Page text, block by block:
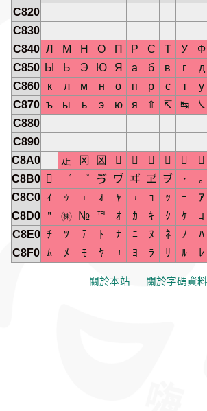
C820
C830
C840 Л М Н О П Р С Т У Ф
C850 Ы Ь Э Ю Я а б в г д
C860
к л м н о п р с т у
C870 ъ ы ь э ю я ⇧ ↸ ↹ ㇏
C880
C890
C8A0
龰 冈 龱      
C8B0  ゛ ゜ ゔ ヷ ヸ ヹ ヺ ・ ｡
C8C0 ｨ ｩ ｪ ｫ ｬ ｭ ｮ ｯ ｰ ｱ
C8D0
＂ ㈱ № ℡ ｵ ｶ ｷ ｸ ｹ ｺ
C8E0 ﾁ ﾂ ﾃ ﾄ ﾅ ﾆ ﾇ ﾈ ﾉ ﾊ
C8F0 ﾑ ﾒ ﾓ ﾔ ﾕ ﾖ ﾗ ﾘ ﾙ ﾚ
關於本站 關於字碼資